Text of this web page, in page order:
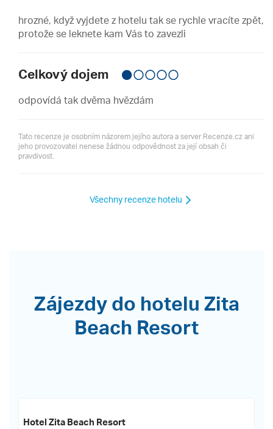
hrozné, když vyjdete z hotelu tak se rychle vracíte zpět,
protože se leknete kam Vás to zavezli
Celkový dojem
odpovídá tak dvěma hvězdám
Tato recenze je osobním názorem jejího autora a server Recenze.cz ani
jeho provozovatel nenese žádnou odpovědnost za její obsah či
pravdivost.
Všechny recenze hotelu
Zájezdy do hotelu Zita
Beach Resort
Hotel Zita Beach Resort